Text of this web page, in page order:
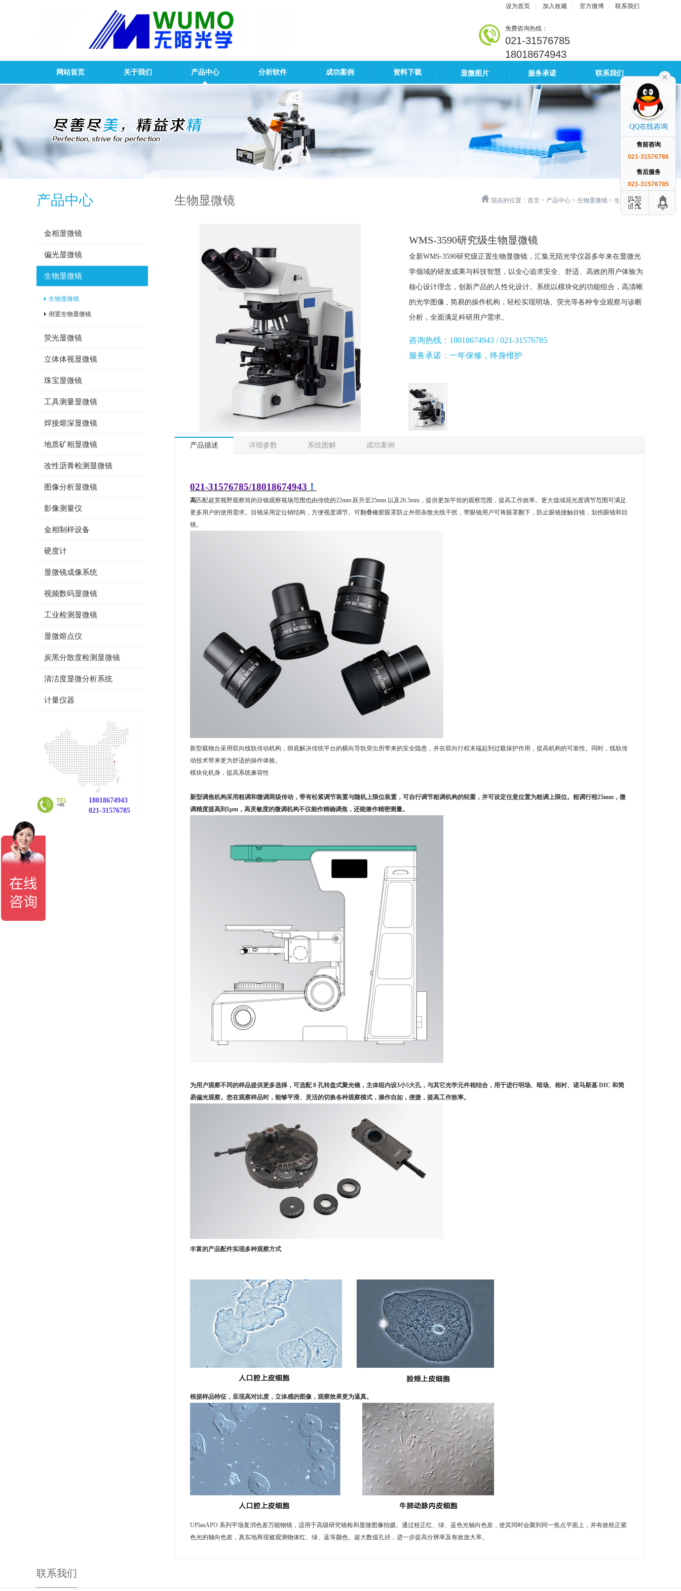
设为首页 加入收藏 官方微博 联系我们
免费咨询热线：
021-31576785
18018674943
网站首页 关于我们 产品中心 分析软件 成功案例 资料下载 显微图片 服务承诺 联系我们
产品中心
金相显微镜
偏光显微镜
生物显微镜
生物显微镜
倒置生物显微镜
荧光显微镜
立体体视显微镜
珠宝显微镜
工具测量显微镜
焊接熔深显微镜
地质矿相显微镜
改性沥青检测显微镜
图像分析显微镜
影像测量仪
金相制样设备
硬度计
显微镜成像系统
视频数码显微镜
工业检测显微镜
显微熔点仪
炭黑分散度检测显微镜
清洁度显微分析系统
计量仪器
18018674943
021-31576785
现在的位置： 首页 > 产品中心 > 生物显微镜 > 生物显微镜
生物显微镜
WMS-3590研究级生物显微镜
全新WMS-3590研究级正置生物显微镜，汇集无陌光学仪器多年来在显微光
学领域的研发成果与科技智慧，以全心追求安全、舒适、高效的用户体验为
核心设计理念，创新产品的人性化设计。系统以模块化的功能组合，高清晰
的光学图像 , 简易的操作机构，轻松实现明场、荧光等各种专业观察与诊断
分析，全面满足科研用户需求。
咨询热线：18018674943 / 021-31576785
服务承诺：一年保修，终身维护
产品描述 详细参数 系统图解 成功案例
021-31576785/18018674943 ！
高匹配超宽视野观察筒的目镜观察视场范围也由传统的22mm 跃升至25mm 以及26.5mm，提供更加平坦的观察范围，提高工作效率。更大值域屈光度调节范围可满足
更多用户的使用需求。目镜采用定位销结构，方便视度调节。可翻叠橡胶眼罩防止外部杂散光线干扰，带眼镜用户可将眼罩翻下，防止眼镜接触目镜，划伤眼镜和目
镜。
新型载物台采用双向线轨传动机构，彻底解决传统平台的横向导轨突出所带来的安全隐患，并在双向行程末端起到过载保护作用，提高机构的可靠性。同时，线轨传
动技术带来更为舒适的操作体验。
模块化机身，提高系统兼容性
新型调焦机构采用粗调和微调两级传动，带有松紧调节装置与随机上限位装置，可自行调节粗调机构的轻重，并可设定任意位置为粗调上限位。粗调行程25mm，微
调精度提高到1μm，高灵敏度的微调机构不仅能作精确调焦，还能兼作精密测量。
为用户观察不同的样品提供更多选择，可选配 8 孔转盘式聚光镜，主体组内设3小5大孔，与其它光学元件相结合，用于进行明场、暗场、相衬、诺马斯基 DIC 和简
易偏光观察。您在观察样品时，能够平滑、灵活的切换各种观察模式，操作自如，便捷，提高工作效率。
丰富的产品配件实现多种观察方式
根据样品特征，呈现高对比度，立体感的图像，观察效果更为逼真。
UPlanAPO 系列平场复消色差万能物镜，适用于高级研究镜检和显微图像拍摄。通过校正红、绿、蓝色光轴向色差，使其同时会聚到同一焦点平面上，并有效校正紫
色光的轴向色差，真实地再现被观测物体红、绿、蓝等颜色。超大数值孔径，进一步提高分辨率及有效放大率。
联系我们
QQ在线咨询
售前咨询
021-31576786
售后服务
021-31576785